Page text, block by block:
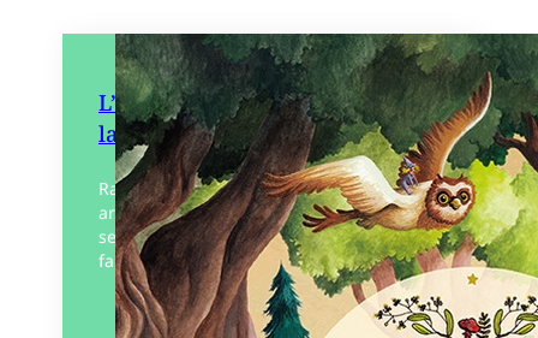
L’Extraordinaire Almanach de
la forêt
Raconter la forêt et son histoire, ses
arbres et ses animaux, ses légendes et
ses métiers : qui est mieux placé pour le
faire qu’une troupe de sorcières…